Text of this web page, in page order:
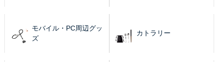
モバイル・PC周辺グッ
ズ
カトラリー